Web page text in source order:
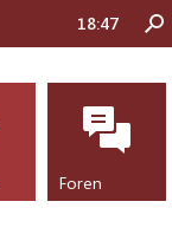
18:47
Foren